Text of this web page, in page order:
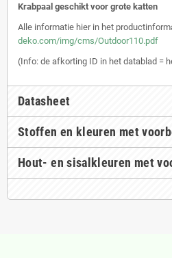
Krabpaal geschikt voor grote katten
Alle informatie hier in het
deko.com/img/cms/Outdoor110.pdf
(Info: de afkorting ID in het datablad =
Datasheet
Stoffen en kleuren met
Hout- en sisalkleuren met